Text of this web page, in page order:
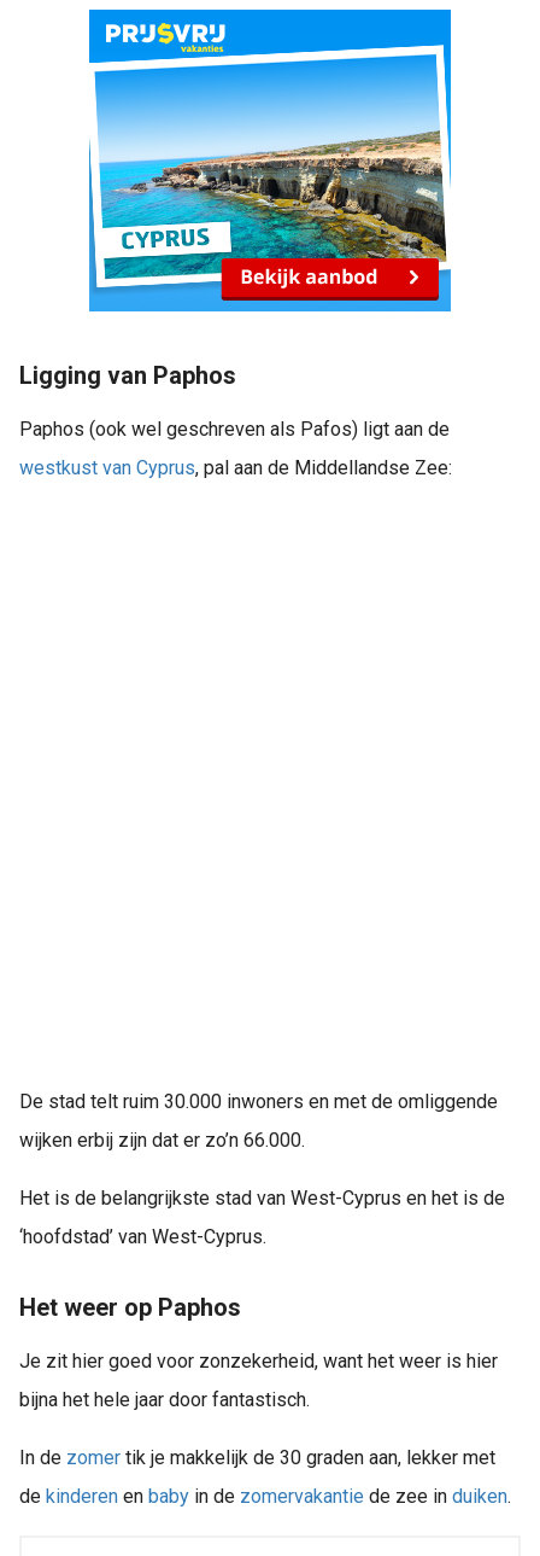
Ligging van Paphos
Paphos (ook wel geschreven als Pafos) ligt aan de
westkust van Cyprus, pal aan de Middellandse Zee:
De stad telt ruim 30.000 inwoners en met de omliggende
wijken erbij zijn dat er zo’n 66.000.
Het is de belangrijkste stad van West-Cyprus en het is de
‘hoofdstad’ van West-Cyprus.
Het weer op Paphos
Je zit hier goed voor zonzekerheid, want het weer is hier
bijna het hele jaar door fantastisch.
In de zomer tik je makkelijk de 30 graden aan, lekker met
de kinderen en baby in de zomervakantie de zee in duiken.